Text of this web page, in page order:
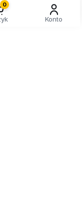
0
Konto